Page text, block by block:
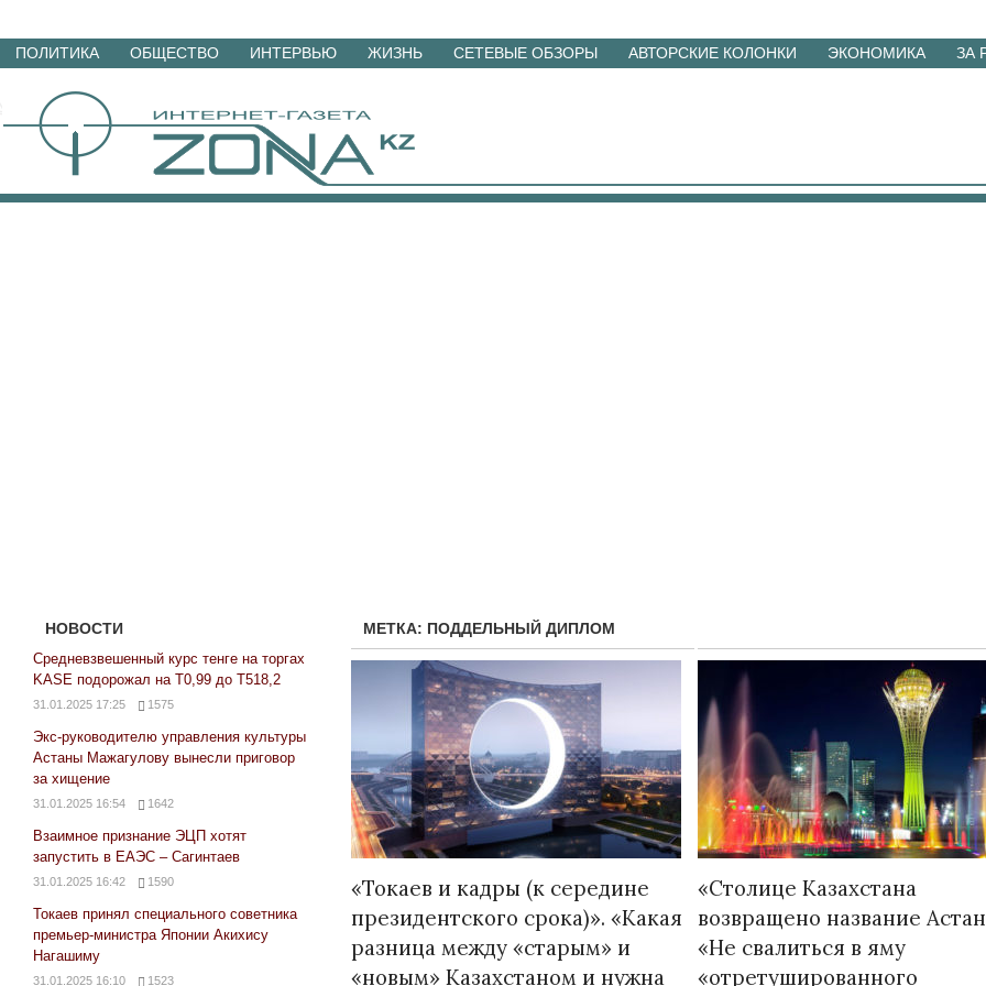
Перейти
материалам
ПОЛИТИКА ОБЩЕСТВО ИНТЕРВЬЮ ЖИЗНЬ СЕТЕВЫЕ ОБЗОРЫ АВТОРСКИЕ КОЛОНКИ ЭКОНОМИКА ЗА
МЕТКА: ПОДДЕЛЬНЫЙ ДИПЛОМ
«Токаев и кадры (к середине
президентского срока)». «Какая
разница между «старым» и
«новым» Казахстаном и нужна
«Столице Казахстана
возвращено название
«Не свалиться в яму
«отретушированного
НОВОСТИ
Средневзвешенный курс тенге на торгах
KASE подорожал на Т0,99 до Т518,2
31.01.2025 17:25 1575
Экс-руководителю управления культуры
Астаны Мажагулову вынесли приговор
за хищение
31.01.2025 16:54 1642
Взаимное признание ЭЦП хотят
запустить в ЕАЭС – Сагинтаев
31.01.2025 16:42 1590
Токаев принял специального советника
премьер-министра Японии Акихису
Нагашиму
31.01.2025 16:10 1523
Народ выбрал свет
Странная
Авиакомпании
мошенниками
30.10.2024